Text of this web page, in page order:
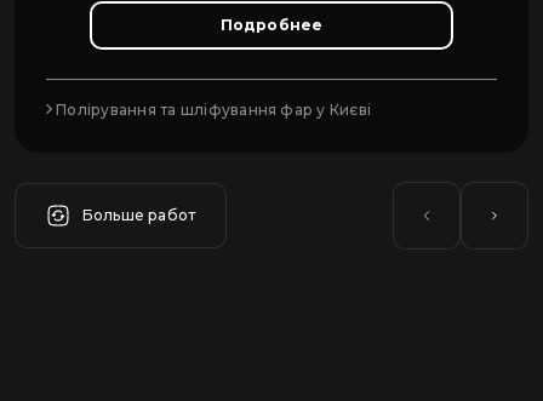
Подробнее
Полірування та шліфування фар у Києві
Больше работ